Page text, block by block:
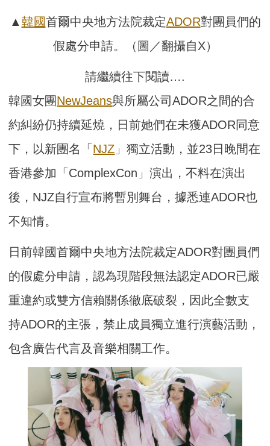
▲ 韓國首爾中央地方法院裁定ADOR對團員們的
假處分申請。（圖／翻攝自X）
請繼續往下閱讀….
韓國女團NewJeans與所屬公司ADOR之間的合
約糾紛仍持續延燒，日前她們在未獲ADOR同意
下，以新團名「 NJZ 」獨立活動，並23日晚間在
香港參加「ComplexCon」演出，不料在演出
後，NJZ自行宣布將暫別舞台，據悉連ADOR也
不知情。
日前韓國首爾中央地方法院裁定ADOR對團員們
的假處分申請，認為現階段無法認定ADOR已嚴
重違約或雙方信賴關係徹底破裂，因此全數支
持ADOR的主張，禁止成員獨立進行演藝活動，
包含廣告代言及音樂相關工作。